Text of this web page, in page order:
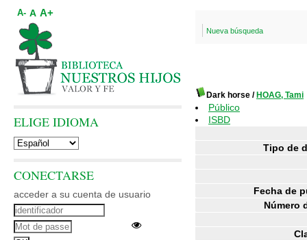
Nueva búsqueda
Dark horse / HOAG, Tami
Público
ISBD
Tipo de
Fecha de
Número
A- A A+
ELIGE IDIOMA
CONECTARSE
acceder a su cuenta de usuario